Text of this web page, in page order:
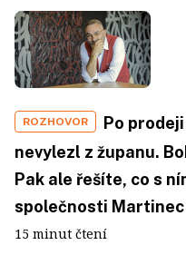
ROZHOVOR
Po
nevylezl z županu.
Pak ale řešíte, co s
společnosti Martinec
15 minut čtení